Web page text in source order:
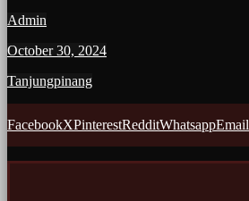
Admin
October 30, 2024
Tanjungpinang
FacebookXPinterestRedditWhatsappEmail